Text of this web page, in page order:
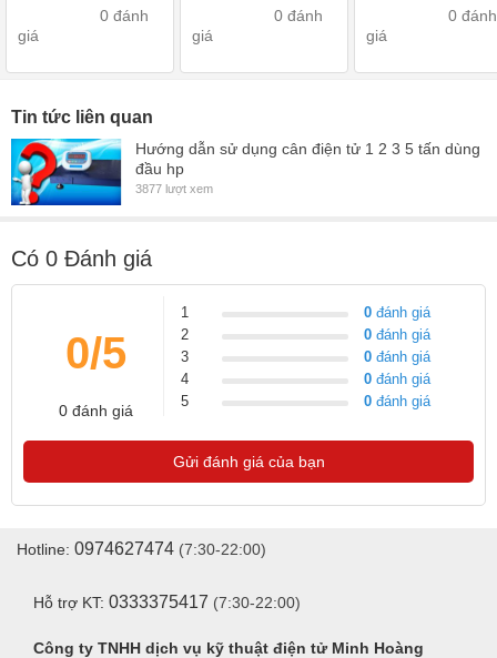
0 đánh
giá
0 đánh
giá
0 đánh
giá
Tin tức liên quan
Hướng dẫn sử dụng cân điện tử 1 2 3 5 tấn dùng
đầu hp
3877 lượt xem
Có 0 Đánh giá
0/5
0 đánh giá
1 0 đánh giá
2
0 đánh giá
3
0 đánh giá
4
0 đánh giá
5
0 đánh giá
Gửi đánh giá của bạn
Hotline: 0974627474 (7:30-22:00)
Hỗ trợ KT: 0333375417 (7:30-22:00)
Công ty TNHH dịch vụ kỹ thuật điện tử Minh Hoàng